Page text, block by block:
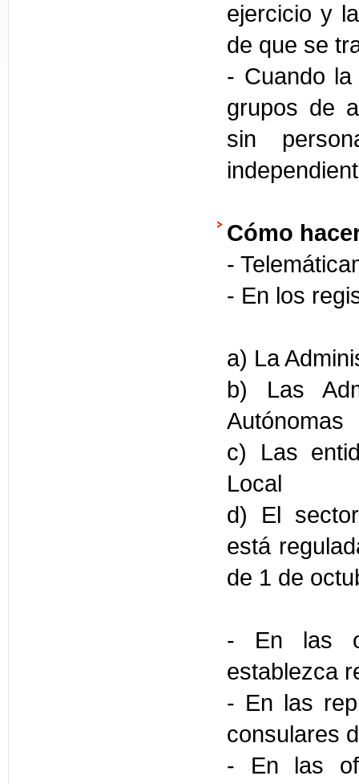
ejercicio y
de que se
- Cuando
grupos de
sin
Cómo
-
- En los
a) La
b) Las
Autónomas
c) Las
Local
d) El
está
de 1 de
- En las
establezca
- En las
consulares
- En las